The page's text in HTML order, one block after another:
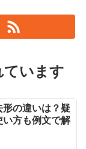
ています
の違いは？疑
い方も例文で解